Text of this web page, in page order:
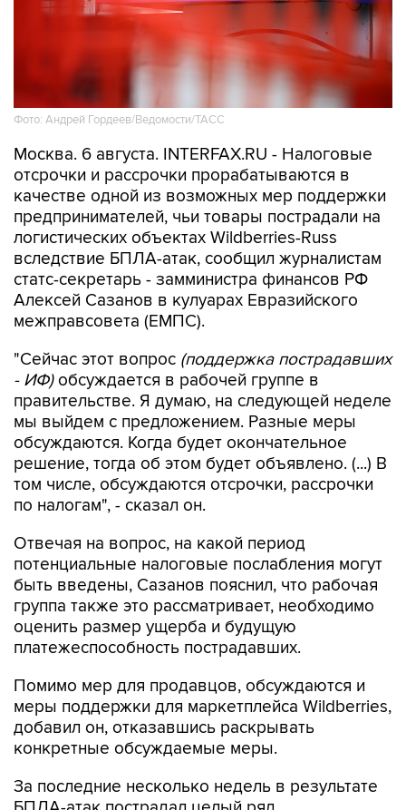
Фото: Андрей Гордеев/Ведомости/ТАСС
Москва. 6 августа. INTERFAX.RU - Налоговые
качестве одной из возможных мер поддержки
предпринимателей, чьи товары пострадали на
логистических объектах Wildberries-Russ
вследствие БПЛА-атак, сообщил журналистам
статс-секретарь - замминистра финансов РФ
Алексей Сазанов в кулуарах Евразийского
межправсовета (ЕМПС).
"Сейчас этот вопрос(поддержка пострадавших
правительстве. Я думаю, на следующей неделе
мы выйдем с предложением. Разные меры
обсуждаются. Когда будет окончательное
решение, тогда об этом будет объявлено. (...) В
том числе, обсуждаются отсрочки, рассрочки
по налогам", - сказал он.
Отвечая на вопрос, на какой период
быть введены, Сазанов пояснил, что рабочая
группа также это рассматривает, необходимо
оценить размер ущерба и будущую
платежеспособность пострадавших.
Помимо мер для продавцов, обсуждаются и
добавил он, отказавшись раскрывать
конкретные обсуждаемые меры.
За последние несколько недель в результате
логистических объектов Wildberries-Russ в